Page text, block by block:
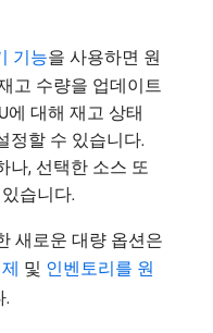
기능을 사용하면 원
고 수량을 업데이트
에 대해 재고 상태
정할 수 있습니다.
나, 선택한 소스 또
습니다.
새로운 대량 옵션은
및 인벤토리를 원
.